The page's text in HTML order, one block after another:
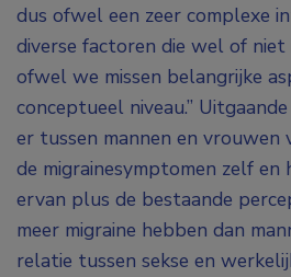
dus ofwel een zeer complexe
diverse factoren die wel of
ofwel we missen belangrijke
conceptueel niveau.”
er tussen mannen en vrouwen
de migrainesymptomen zelf
ervan plus de bestaande
meer migraine hebben dan
relatie tussen sekse en